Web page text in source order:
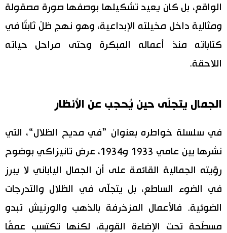
الواقع، بل كان يعيد تشكيلها بوصفها صورة مصقولة
ومثالية داخل مخيلته الإبداعية، وهو نهج ظلّ ثابتًا في
كتاباته منذ أعماله المبكرة وحتى مراحل حياته
اللاحقة.
الجمال يتجلّى حين يُحجب عن الأنظار
في سلسلة خواطره بعنوان ”في مديح الظلال“، التي
نشرها بين عامي 1933 و1934، عرض تانيزاكي بوضوح
رؤيته الجمالية القائمة على أن الجمال الياباني لا يبرز
في الضوء الساطع، بل يتجلّى في الظلال والتدرجات
الضوئية. فالأعمال المزخرفة بالذهب والورنيش تبدو
مسطّحة تحت الإضاءة القوية، لكنها تكتسب عمقًا